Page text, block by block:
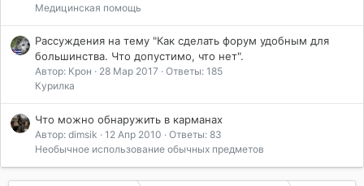
Медицинская помощь
Рассуждения на тему "Как сделать форум удобным для
большинства. Что допустимо, что нет".
Автор: Крон 28 Мар 2017
Ответы: 185
Курилка
Что можно обнаружить в карманах
Автор: dimsik 12 Апр 2010
Ответы: 83
Необычное использование обычных предметов